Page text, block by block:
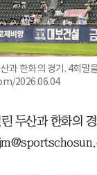
과 한화의 경기. 4회말
2026.06.04
두산과 한화의